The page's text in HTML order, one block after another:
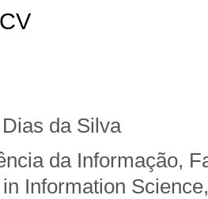
da Silva
da Informação,
Information